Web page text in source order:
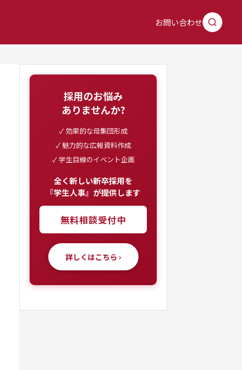
お問い合わせ
採用のお悩み
ありませんか?
✓ 効果的な母集団形成
✓ 魅力的な広報資料作成
✓ 学生目線のイベント企画
全く新しい新卒採用を
『学生人事』が提供します
無料相談受付中
詳しくはこちら ›